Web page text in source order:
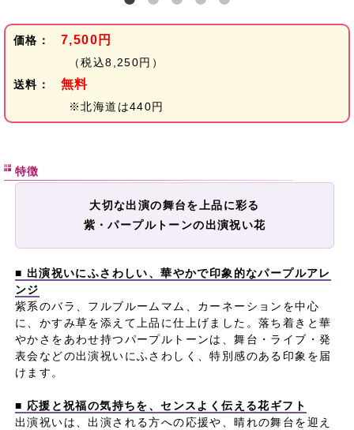
価格： 7,500円
（税込8,250円）
送料：
無料
※北海道は440円
特徴
大切な出演の舞台を上品に彩る
紫・パープルトーンの出演祝い花
■ 出演祝いにふさわしい、華やかで印象的なパープルアレ
ンジ
紫系のバラ、フルブルームマム、カーネーションを中心
に、かすみ草を添えて上品に仕上げました。落ち着きと華
やかさをあわせ持つパープルトーンは、舞台・ライブ・発
表会などの出演祝いにふさわしく、特別感のある印象を届
けます。
■ 応援と祝福の気持ちを、センスよく伝える花ギフト
出演祝いは、出演される方への応援や、晴れの舞台を迎え